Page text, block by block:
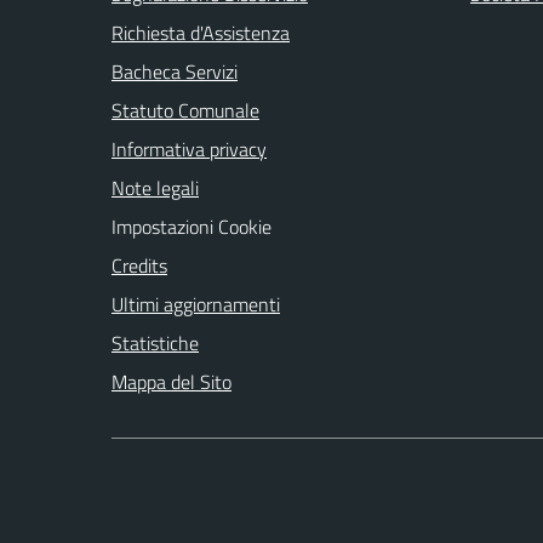
Richiesta d'Assistenza
Bacheca Servizi
Statuto Comunale
Informativa privacy
Note legali
Impostazioni Cookie
Credits
Ultimi aggiornamenti
Statistiche
Mappa del Sito